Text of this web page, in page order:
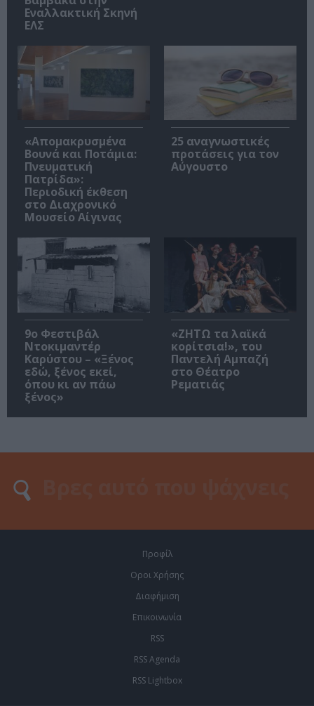
Εναλλακτική Σκηνή
ΕΛΣ
«Απομακρυσμένα
Βουνά και Ποτάμια:
Πνευματική
Πατρίδα»:
Περιοδική έκθεση
στο Διαχρονικό
Μουσείο Αίγινας
25 αναγνωστικές
προτάσεις για τον
Αύγουστο
9ο Φεστιβάλ
Ντοκιμαντέρ
Καρύστου – «Ξένος
εδώ, ξένος εκεί,
όπου κι αν πάω
ξένος»
«ΖΗΤΩ τα λαϊκά
κορίτσια!», του
Παντελή Αμπαζή
στο Θέατρο
Ρεματιάς
Προφίλ
Οροι Χρήσης
Διαφήμιση
Επικοινωνία
RSS
RSS Agenda
RSS Lightbox